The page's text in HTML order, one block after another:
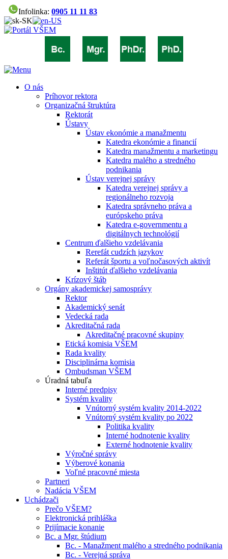
Infolinka: 0905 11 11 83
O nás
Príhovor rektora
Organizačná štruktúra
Rektorát
Ústavy
Ústav ekonómie a manažmentu
Katedra ekonómie a financií
Katedra manažmentu a marketingu
Katedra malého a stredného
podnikania
Ústav verejnej správy
Katedra verejnej správy a
regionálneho rozvoja
Katedra správneho práva a
európskeho práva
Katedra e-governmentu a
digitálnych technológií
Centrum ďalšieho vzdelávania
Rerefát cudzích jazykov
Referát športu a voľnočasových aktivít
Inštitút ďalšieho vzdelávania
Krízový štáb
Orgány akademickej samosprávy
Rektor
Akademický senát
Vedecká rada
Akreditačná rada
Akreditačné pracovné skupiny
Etická komisia VŠEM
Rada kvality
Disciplinárna komisia
Ombudsman VŠEM
Úradná tabuľa
Interné predpisy
Systém kvality
Vnútorný systém kvality 2014-2022
Vnútorný systém kvality po 2022
Politika kvality
Interné hodnotenie kvality
Externé hodnotenie kvality
Výročné správy
Výberové konania
Voľné pracovné miesta
Partneri
Nadácia VŠEM
Uchádzači
Prečo VŠEM?
Elektronická prihláška
Prijímacie konanie
Bc. a Mgr. štúdium
Bc. - Manažment malého a stredného podnikania
Bc. - Verejná správa